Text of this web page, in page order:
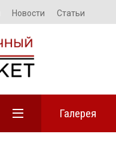
Новости Статьи
Галерея